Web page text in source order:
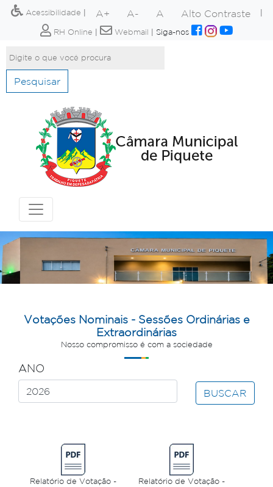
Acessibilidade A+ A- A Alto Contraste
RH Online Webmail Siga-nos
Pesquisar
Votações Nominais - Sessões Ordinárias e
Extraordinárias
Nosso compromisso é com a sociedade
ANO
BUSCAR
Relatório de Votação -
Relatório de Votação -